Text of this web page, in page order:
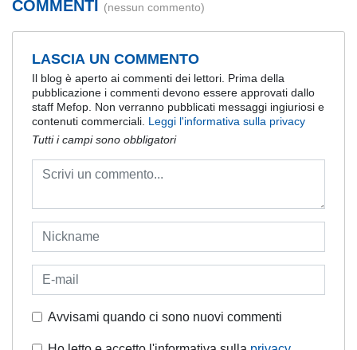
COMMENTI (nessun commento)
LASCIA UN COMMENTO
Il blog è aperto ai commenti dei lettori. Prima della
pubblicazione i commenti devono essere approvati dallo
staff Mefop. Non verranno pubblicati messaggi ingiuriosi e
contenuti commerciali. Leggi l'informativa sulla privacy
Tutti i campi sono obbligatori
Avvisami quando ci sono nuovi commenti